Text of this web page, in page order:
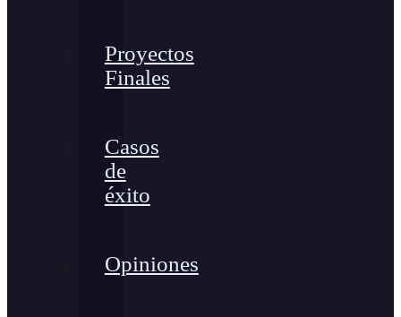
Proyectos
Finales
Casos
de
éxito
Opiniones